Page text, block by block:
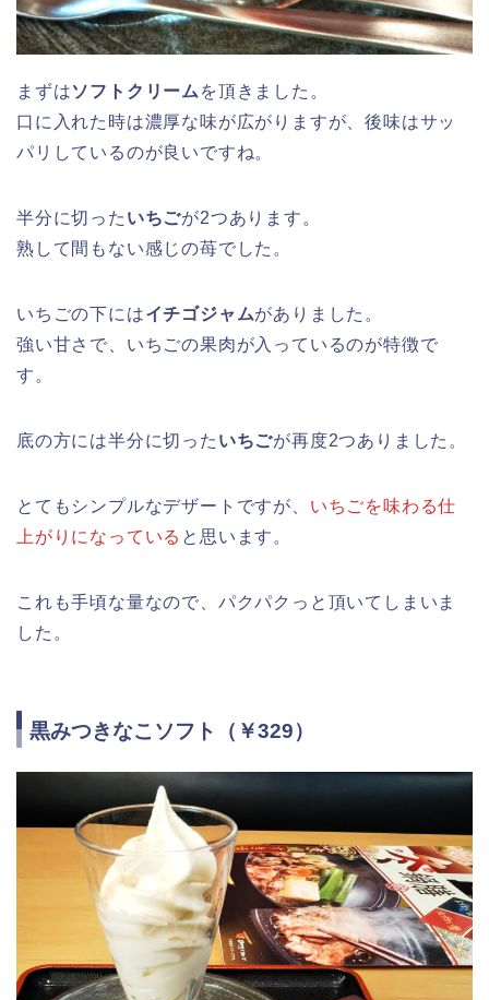
まずはソフトクリーム を頂きました。
口に入れた時は濃厚な味が広がりますが、後味はサッ
パリしているのが良いですね。
半分に切った いちごが2つあります。
熟して間もない感じの苺でした。
いちごの下にはイチゴジャムがありました。
強い甘さで、いちごの果肉が入っているのが特徴で
す。
底の方には半分に切った いちごが再度2つありました。
とてもシンプルなデザートですが、 いちごを味わる仕
上がりになっている と思います。
これも手頃な量なので、パクパクっと頂いてしまいま
した。
黒みつきなこソフト（￥329）